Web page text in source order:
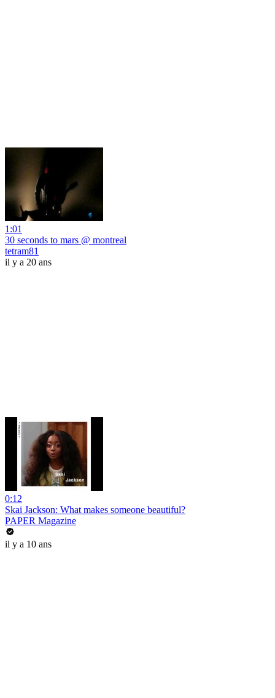
1:01
30 seconds to mars @ montreal
tetram81
il y a 20 ans
0:12
Skai Jackson: What makes someone beautiful?
PAPER Magazine
il y a 10 ans